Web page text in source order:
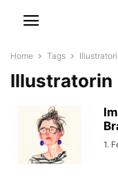
Home Tags
Illustratorin
1.